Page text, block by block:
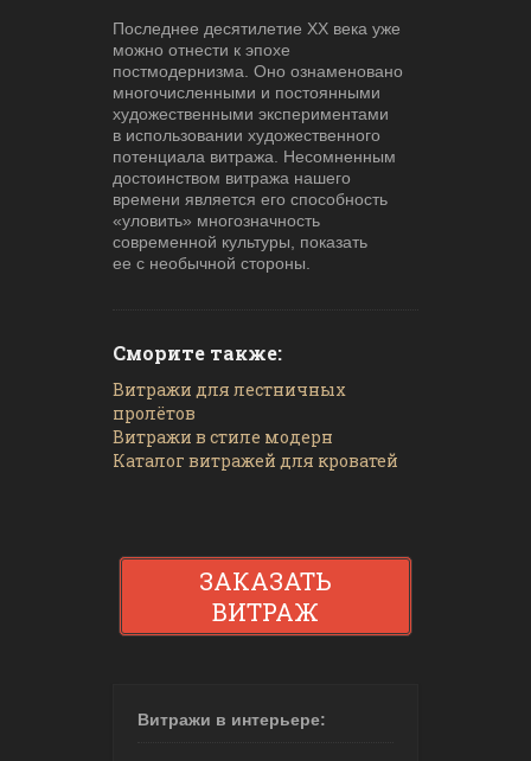
Последнее десятилетие XX века уже
можно отнести к эпохе
постмодернизма. Оно ознаменовано
многочисленными и постоянными
художественными экспериментами
в использовании художественного
потенциала витража. Несомненным
достоинством витража нашего
времени является его способность
«уловить» многозначность
современной культуры, показать
ее с необычной стороны.
Сморите также:
Витражи для лестничных
пролётов
Витражи в стиле модерн
Каталог витражей для кроватей
ЗАКАЗАТЬ
ВИТРАЖ
Витражи в интерьере: